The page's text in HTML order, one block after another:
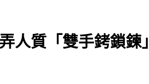
質「雙手銬鎖鍊」